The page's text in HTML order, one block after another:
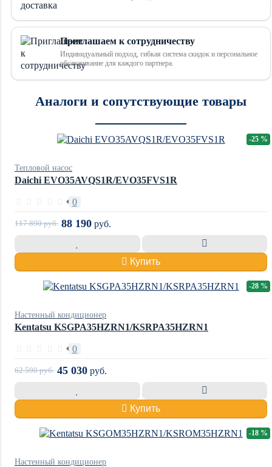
Приглашаем к сотрудничеству
Индивидуальный подход, гибкая система скидок и персональное
обслуживание для каждого партнера.
Аналоги и сопутствующие товары
Тепловой насос
Daichi EVO35AVQS1R/EVO35FVS1R
0
-25 %
117 890руб. 88 190 руб.
Купить
Настенный кондиционер
Kentatsu KSGPA35HZRN1/KSRPA35HZRN1
0
-28 %
62 590руб. 45 030 руб.
Купить
Настенный кондиционер
-18 %